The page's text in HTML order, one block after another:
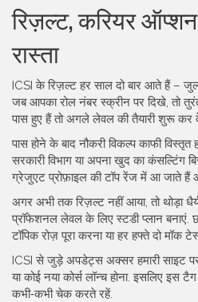
रिज़ल्ट, करियर
रास्ता
ICSI के रिज़ल्ट हर साल दो बार आते हैं –
जब आपका रोल नंबर स्क्रीन पर दिखे, तो
पास हुए हैं तो अगले लेवल की तैयारी शुरू कर
पास होने के बाद नौकरी विकल्प काफी
सरकारी विभाग या अपना खुद का कंसल्टिंग
ग्रेजुएट प्रोफ़ाइल की टॉप रेंज में आ जाते हैं
अगर अभी तक रिज़ल्ट नहीं आया, तो थोड़ा
प्रॉफेशनल लेवल के लिए स्टडी प्लान बनाएं.
टॉपिक रोज़ पूरा करना या हर हफ्ते दो मॉक
ICSI से जुड़े अपडेट्स अक्सर हमारी साइट
या कोई नया कोर्स लॉन्च होना. इसलिए इस
कभी‑कभी चेक करते रहें.